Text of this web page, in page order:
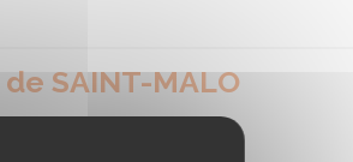
SAINT-MALO